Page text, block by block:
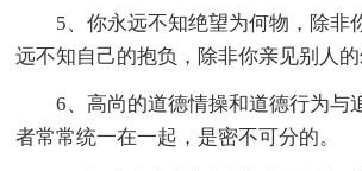
5、你永远不知绝望为何物，除非
远不知自己的抱负，除非你亲见别人的
6、高尚的道德情操和道德行为与
者常常统一在一起，是密不可分的。